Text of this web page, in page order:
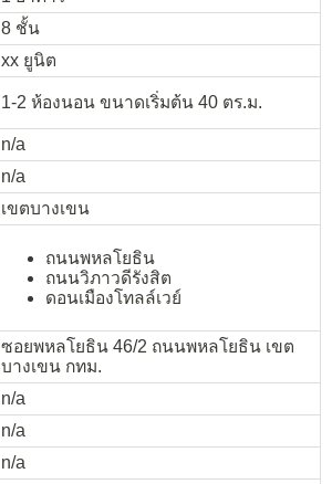
8 ชั้น
xx ยูนิต
1-2 ห้องนอน ขนาดเริ่มต้น 40 ตร.ม.
n/a
n/a
เขตบางเขน
ถนนพหลโยธิน
ถนนวิภาวดีรังสิต
ดอนเมืองโทลล์เวย์
ซอยพหลโยธิน 46/2 ถนนพหลโยธิน เขต
บางเขน กทม.
n/a
n/a
n/a